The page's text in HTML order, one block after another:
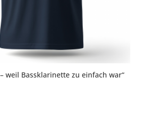
weil Bassklarinette zu einfach war“